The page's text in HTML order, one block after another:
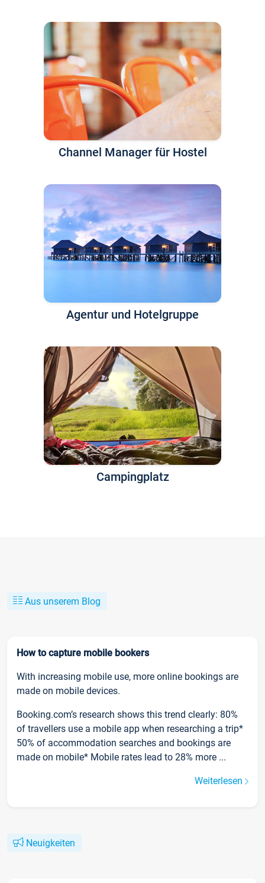
Channel Manager für Hostel
Agentur und Hotelgruppe
Campingplatz
Aus unserem Blog
How to capture mobile bookers
With increasing mobile use, more online bookings are
made on mobile devices.
Booking.com’s research shows this trend clearly: 80%
of travellers use a mobile app when researching a trip*
50% of accommodation searches and bookings are
made on mobile* Mobile rates lead to 28% more ...
Weiterlesen
Neuigkeiten